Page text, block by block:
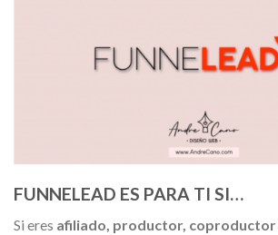
FUNNELEAD ES PARA TI SI…
Si eres afiliado, productor, coproductor